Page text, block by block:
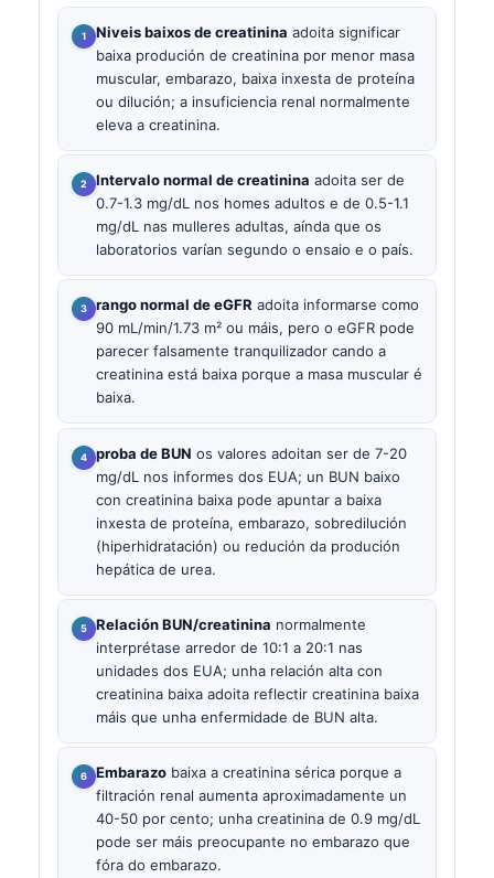
Niveis baixos de creatinina adoita significar
baixa produción de creatinina por menor masa
muscular, embarazo, baixa inxesta de proteína
ou dilución; a insuficiencia renal normalmente
eleva a creatinina.
Intervalo normal de creatinina adoita ser de
0.7-1.3 mg/dL nos homes adultos e de 0.5-1.1
mg/dL nas mulleres adultas, aínda que os
laboratorios varían segundo o ensaio e o país.
rango normal de eGFR adoita informarse como
90 mL/min/1.73 m² ou máis, pero o eGFR pode
parecer falsamente tranquilizador cando a
creatinina está baixa porque a masa muscular é
baixa.
proba de BUN os valores adoitan ser de 7-20
mg/dL nos informes dos EUA; un BUN baixo
con creatinina baixa pode apuntar a baixa
inxesta de proteína, embarazo, sobredilución
(hiperhidratación) ou redución da produción
hepática de urea.
Relación BUN/creatinina normalmente
interprétase arredor de 10:1 a 20:1 nas
unidades dos EUA; unha relación alta con
creatinina baixa adoita reflectir creatinina baixa
máis que unha enfermidade de BUN alta.
Embarazo baixa a creatinina sérica porque a
filtración renal aumenta aproximadamente un
40-50 por cento; unha creatinina de 0.9 mg/dL
pode ser máis preocupante no embarazo que
fóra do embarazo.